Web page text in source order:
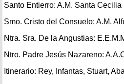
Santo Entierro: A.M. Santa Cecilia
Smo. Cristo del Consuelo: A.M.
Ntra. Sra. De la Angustias:
Ntro. Padre Jesús Nazareno:
Itinerario: Rey, Infantas, Stuart,